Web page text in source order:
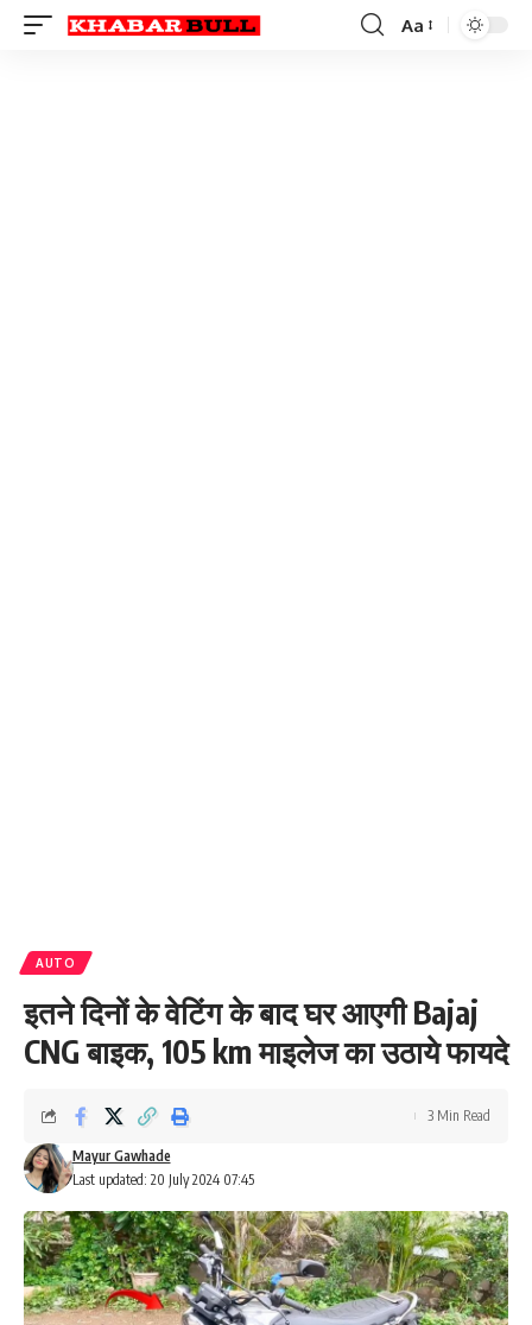
Font
Aa
AUTO
इतने दिनों के वेटिंग के बाद घर आएगी Bajaj
CNG बाइक, 105 km माइलेज का उठाये फायदे
Last updated: 20 July 2024 07:45
Mayur Gawhade
3 Min Read